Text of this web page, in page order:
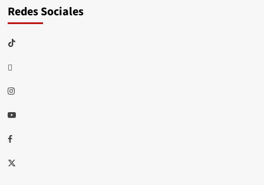
Redes Sociales
TikTok
threads
Instagram
Youtube
Facebook
X